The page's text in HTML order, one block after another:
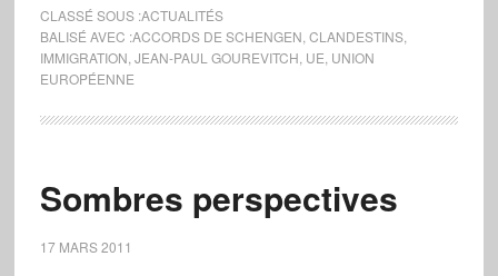
CLASSÉ SOUS :ACTUALITÉS
BALISÉ AVEC :ACCORDS DE SCHENGEN CLANDESTINS,
IMMIGRATION JEAN-PAUL GOUREVITCH UE UNION
EUROPÉENNE
Sombres perspectives
17 MARS 2011